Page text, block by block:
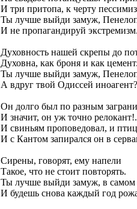
И три притопа, к черту
Ты лучше выйди замуж,
И не пропагандируй
Духовность нашей скрепы до
Духовна, как броня и как
Ты лучше выйди замуж,
А вдруг твой Одиссей иноагент?
Он долго был по разным
И значит, он уж точно
И свиньям проповедовал, и
И с Кантом запирался он в
Сирены, говорят, ему напели
Такое, что не стоит повторять.
Ты лучше выйди замуж, в самом
И будешь снова каждый год